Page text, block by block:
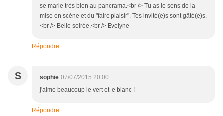
se marie très bien au panorama.<br /> Tu as le sens de la
mise en scène et du "faire plaisir". Tes invité(e)s sont gâté(e)s.
<br /> Belle soirée.<br /> Evelyne
Répondre
S sophie 07/07/2015 20:00
j'aime beaucoup le vert et le blanc !
Répondre